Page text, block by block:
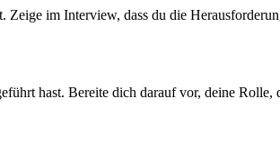
im Interview, dass du die
hast. Bereite dich darauf vor, deine